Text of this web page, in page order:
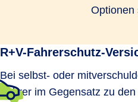
Optionen
R+V-Fahrerschutz-
Bei selbst- oder
Fahrer im Gegensatz zu